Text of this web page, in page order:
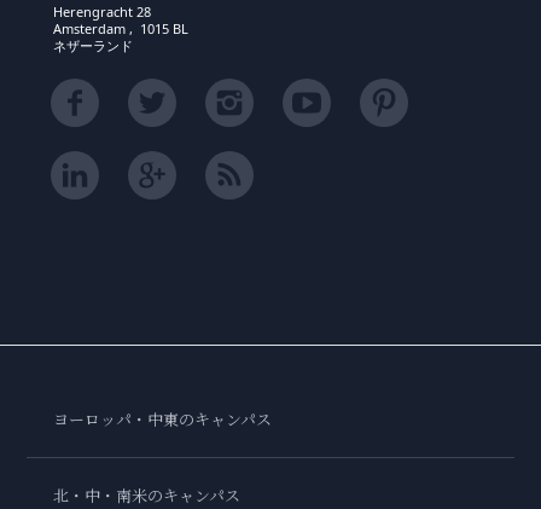
Herengracht 28
Amsterdam , 1015 BL
ネザーランド
ヨーロッパ・中東のキャンパス
北・中・南米のキャンパス